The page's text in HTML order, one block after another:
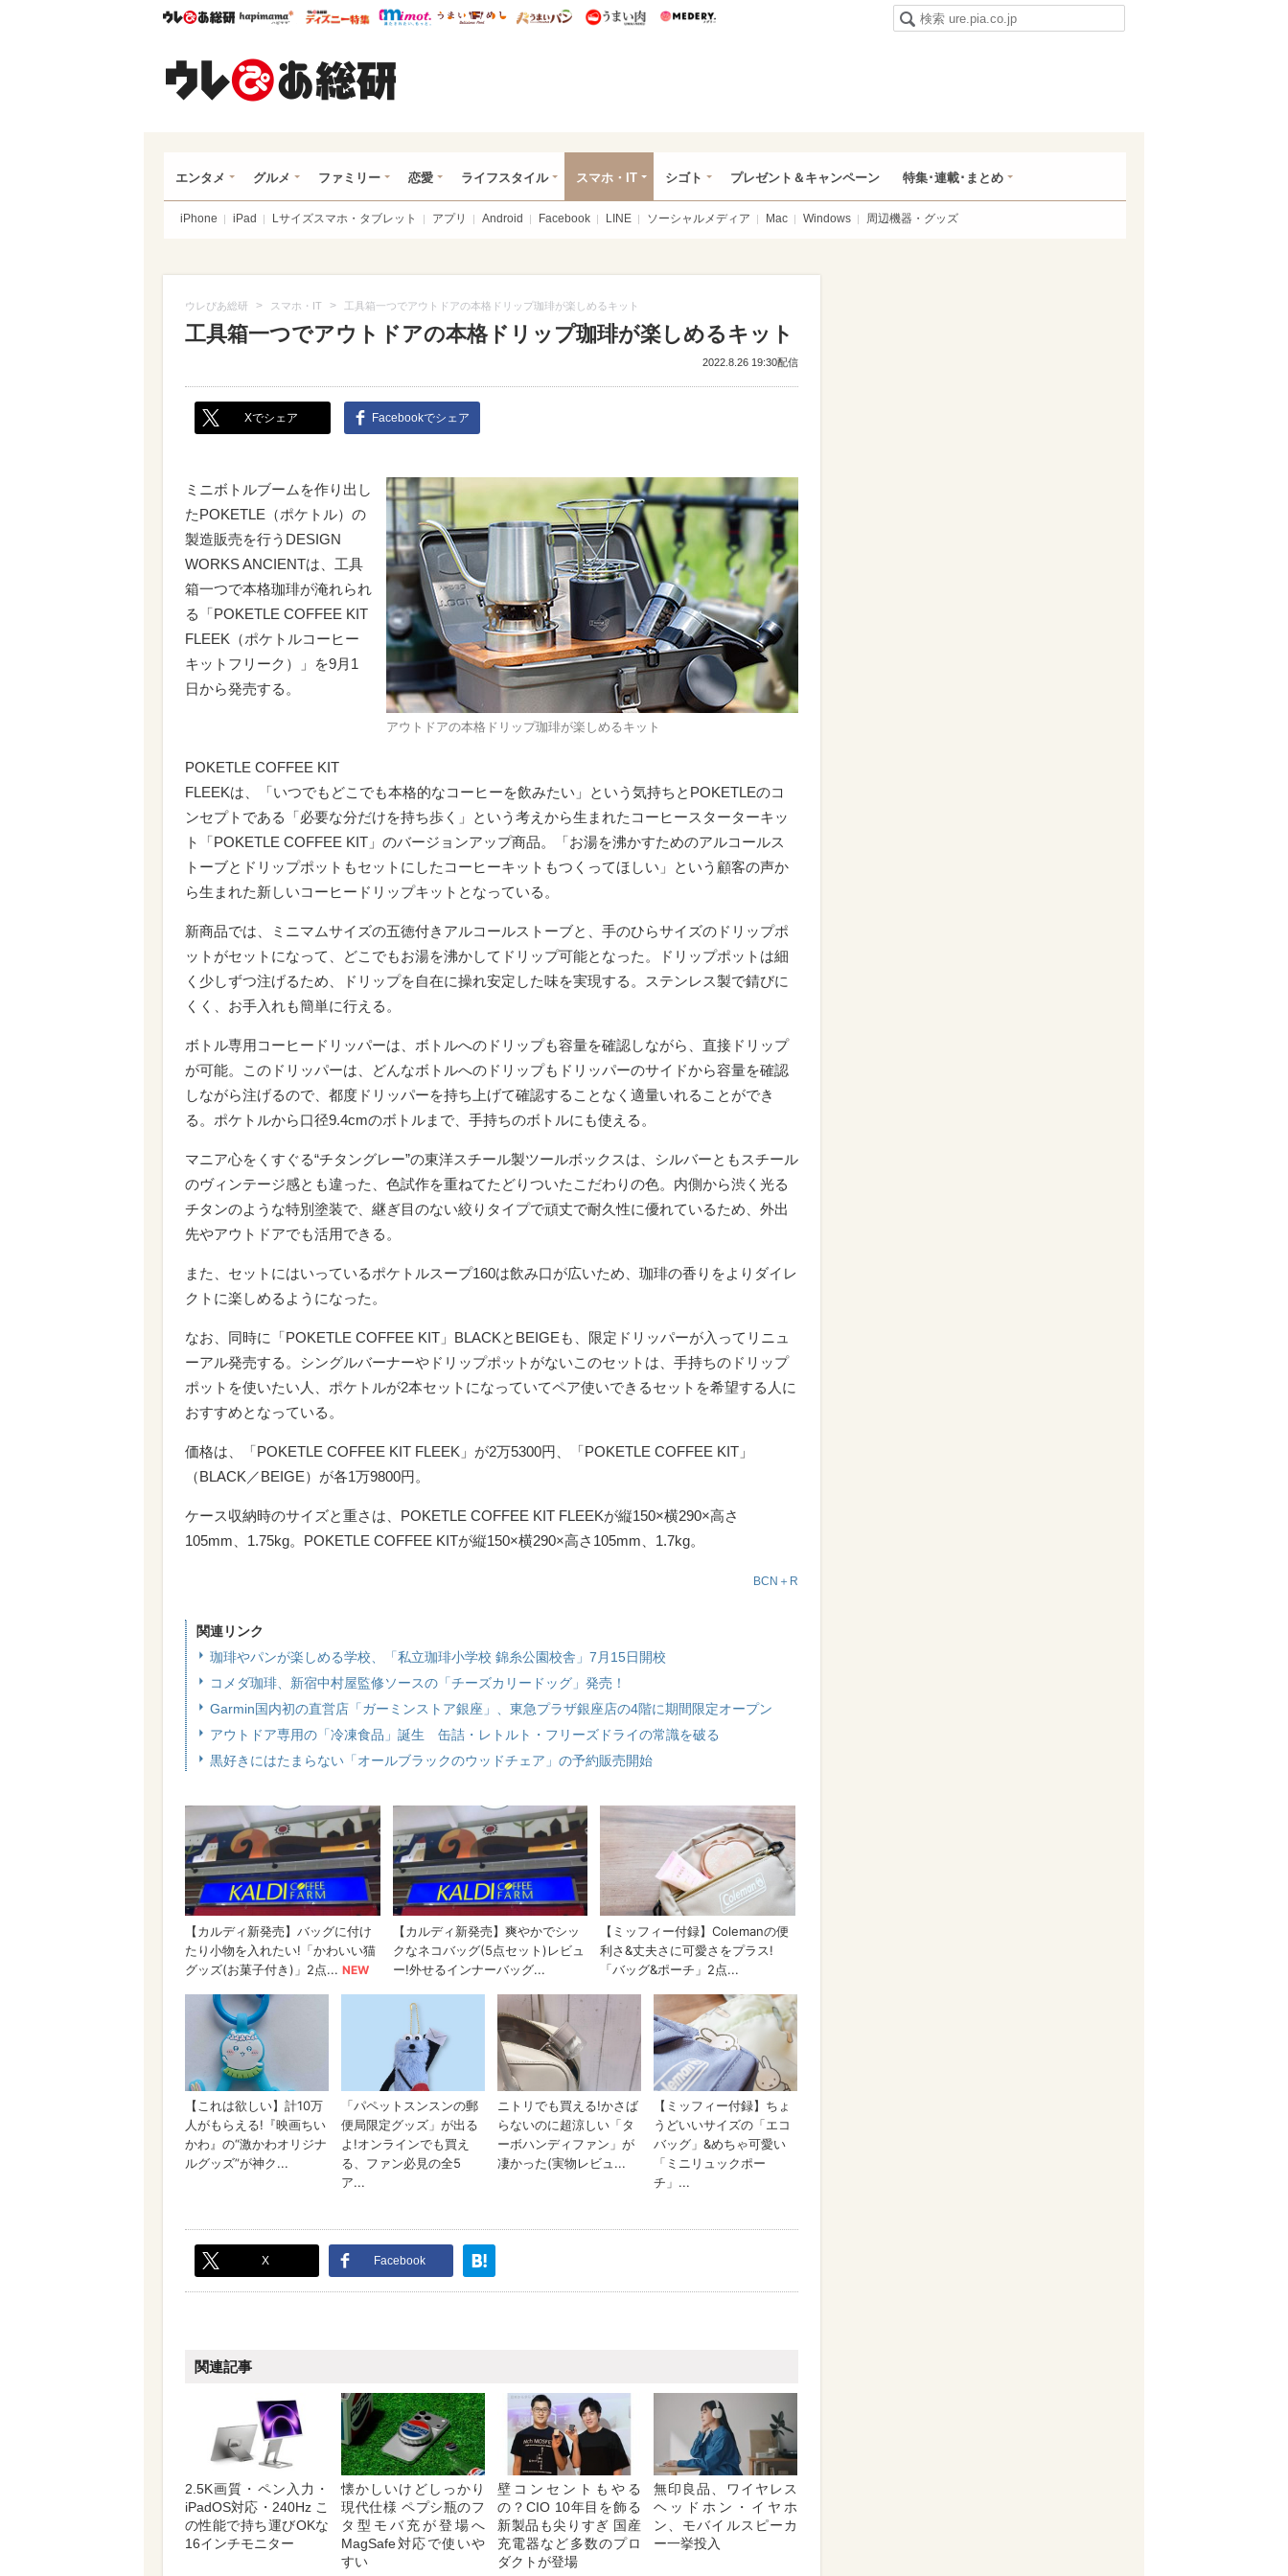
ウレぴあ総研ハピママ* ウレぴあ総研 ディズニー特集
mimot. うまいめし うまいパン うまい肉
エンタメ グルメ ファミリー 恋愛 ライフスタイル スマホ・IT シゴト プレゼント＆キャンペーン 特集･連載･まとめ
iPhone iPad Lサイズスマホ・タブレット アプリ Android Facebook LINE ソーシャルメディア Mac Windows 周辺機器・グッズ
ウレぴあ総研 > スマホ・IT > 工具箱一つでアウトドアの本格ドリップ珈琲が楽しめるキット
工具箱一つでアウトドアの本格ドリップ珈琲が楽しめるキット
2022.8.26 19:30配信
Xでシェア Facebookでシェア
アウトドアの本格ドリップ珈琲が楽しめるキット
ミニボトルブームを作り出し
たPOKETLE（ポケトル）の
製造販売を行うDESIGN
WORKS ANCIENTは、工具
箱一つで本格珈琲が淹れられ
る「POKETLE COFFEE KIT
FLEEK（ポケトルコーヒー
キットフリーク）」を9月1
日から発売する。
POKETLE COFFEE KIT
FLEEKは、「いつでもどこでも本格的なコーヒーを飲みたい」という気持ちとPOKETLEのコ
ンセプトである「必要な分だけを持ち歩く」という考えから生まれたコーヒースターターキッ
ト「POKETLE COFFEE KIT」のバージョンアップ商品。「お湯を沸かすためのアルコールス
トーブとドリップポットもセットにしたコーヒーキットもつくってほしい」という顧客の声か
ら生まれた新しいコーヒードリップキットとなっている。
新商品では、ミニマムサイズの五徳付きアルコールストーブと、手のひらサイズのドリップポ
ットがセットになって、どこでもお湯を沸かしてドリップ可能となった。ドリップポットは細
く少しずつ注げるため、ドリップを自在に操れ安定した味を実現する。ステンレス製で錆びに
くく、お手入れも簡単に行える。
ボトル専用コーヒードリッパーは、ボトルへのドリップも容量を確認しながら、直接ドリップ
が可能。このドリッパーは、どんなボトルへのドリップもドリッパーのサイドから容量を確認
しながら注げるので、都度ドリッパーを持ち上げて確認することなく適量いれることができ
る。ポケトルから口径9.4cmのボトルまで、手持ちのボトルにも使える。
マニア心をくすぐる“チタングレー”の東洋スチール製ツールボックスは、シルバーともスチール
のヴィンテージ感とも違った、色試作を重ねてたどりついたこだわりの色。内側から渋く光る
チタンのような特別塗装で、継ぎ目のない絞りタイプで頑丈で耐久性に優れているため、外出
先やアウトドアでも活用できる。
また、セットにはいっているポケトルスープ160は飲み口が広いため、珈琲の香りをよりダイレ
クトに楽しめるようになった。
なお、同時に「POKETLE COFFEE KIT」BLACKとBEIGEも、限定ドリッパーが入ってリニュ
ーアル発売する。シングルバーナーやドリップポットがないこのセットは、手持ちのドリップ
ポットを使いたい人、ポケトルが2本セットになっていてペア使いできるセットを希望する人に
おすすめとなっている。
価格は、「POKETLE COFFEE KIT FLEEK」が2万5300円、「POKETLE COFFEE KIT」
（BLACK／BEIGE）が各1万9800円。
ケース収納時のサイズと重さは、POKETLE COFFEE KIT FLEEKが縦150×横290×高さ
105mm、1.75kg。POKETLE COFFEE KITが縦150×横290×高さ105mm、1.7kg。
BCN＋R
関連リンク
珈琲やパンが楽しめる学校、「私立珈琲小学校 錦糸公園校舎」7月15日開校
コメダ珈琲、新宿中村屋監修ソースの「チーズカリードッグ」発売！
Garmin国内初の直営店「ガーミンストア銀座」、東急プラザ銀座店の4階に期間限定オープン
アウトドア専用の「冷凍食品」誕生 缶詰・レトルト・フリーズドライの常識を破る
黒好きにはたまらない「オールブラックのウッドチェア」の予約販売開始
X Facebook
関連記事
2.5K画質・ペン入力・
iPadOS対応・240Hz こ
の性能で持ち運びOKな
16インチモニター
懐かしいけどしっかり
現代仕様 ペプシ瓶のフ
タ型モバ充が登場へ
MagSafe対応で使いや
すい
壁コンセントもやる
の？CIO 10年目を飾る
新製品も尖りすぎ 国産
充電器など多数のプロ
ダクトが登場
無印良品、ワイヤレス
ヘッドホン・イヤホ
ン、モバイルスピーカ
ー一挙投入